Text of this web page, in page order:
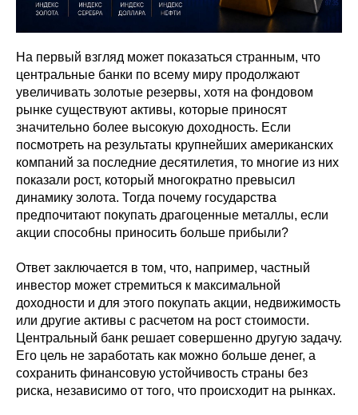
На первый взгляд может показаться странным, что
центральные банки по всему миру продолжают
увеличивать золотые резервы, хотя на фондовом
рынке существуют активы, которые приносят
значительно более высокую доходность. Если
посмотреть на результаты крупнейших американских
компаний за последние десятилетия, то многие из них
показали рост, который многократно превысил
динамику золота. Тогда почему государства
предпочитают покупать драгоценные металлы, если
акции способны приносить больше прибыли?
Ответ заключается в том, что, например, частный
инвестор может стремиться к максимальной
доходности и для этого покупать акции, недвижимость
или другие активы с расчетом на рост стоимости.
Центральный банк решает совершенно другую задачу.
Его цель не заработать как можно больше денег, а
сохранить финансовую устойчивость страны без
риска, независимо от того, что происходит на рынках.